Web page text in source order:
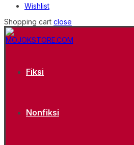
Wishlist
Shopping cart close
Fiksi
Nonfiksi